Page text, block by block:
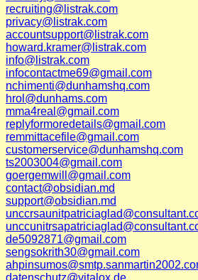
recruiting@listrak.com
privacy@listrak.com
accountsupport@listrak.com
howard.kramer@listrak.com
info@listrak.com
infocontactme69@gmail.com
nchimenti@dunhamshq.com
hrol@dunhams.com
mma4real@gmail.com
replyformoredetails@gmail.com
remmittacefile@gmail.com
customerservice@dunhamshq.com
ts2003004@gmail.com
goergemwill@gmail.com
contact@obsidian.md
support@obsidian.md
de5092871@gmail.com
sengsokrith30@gmail.com